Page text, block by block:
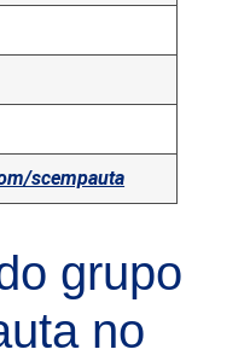
scempauta
grupo
no